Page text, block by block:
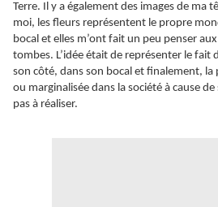
Terre. Il y a également des images de ma
moi, les fleurs représentent le propre
bocal et elles m’ont fait un peu penser
tombes. L’idée était de représenter le fait
son côté, dans son bocal et finalement, la
ou marginalisée dans la société à cause de
pas à réaliser.